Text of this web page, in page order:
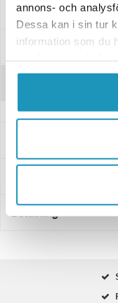
annons- och
Dessa kan i sin tur
information som du
Passar dessa modeller
Specifikationer
Leverans- &
Betalning